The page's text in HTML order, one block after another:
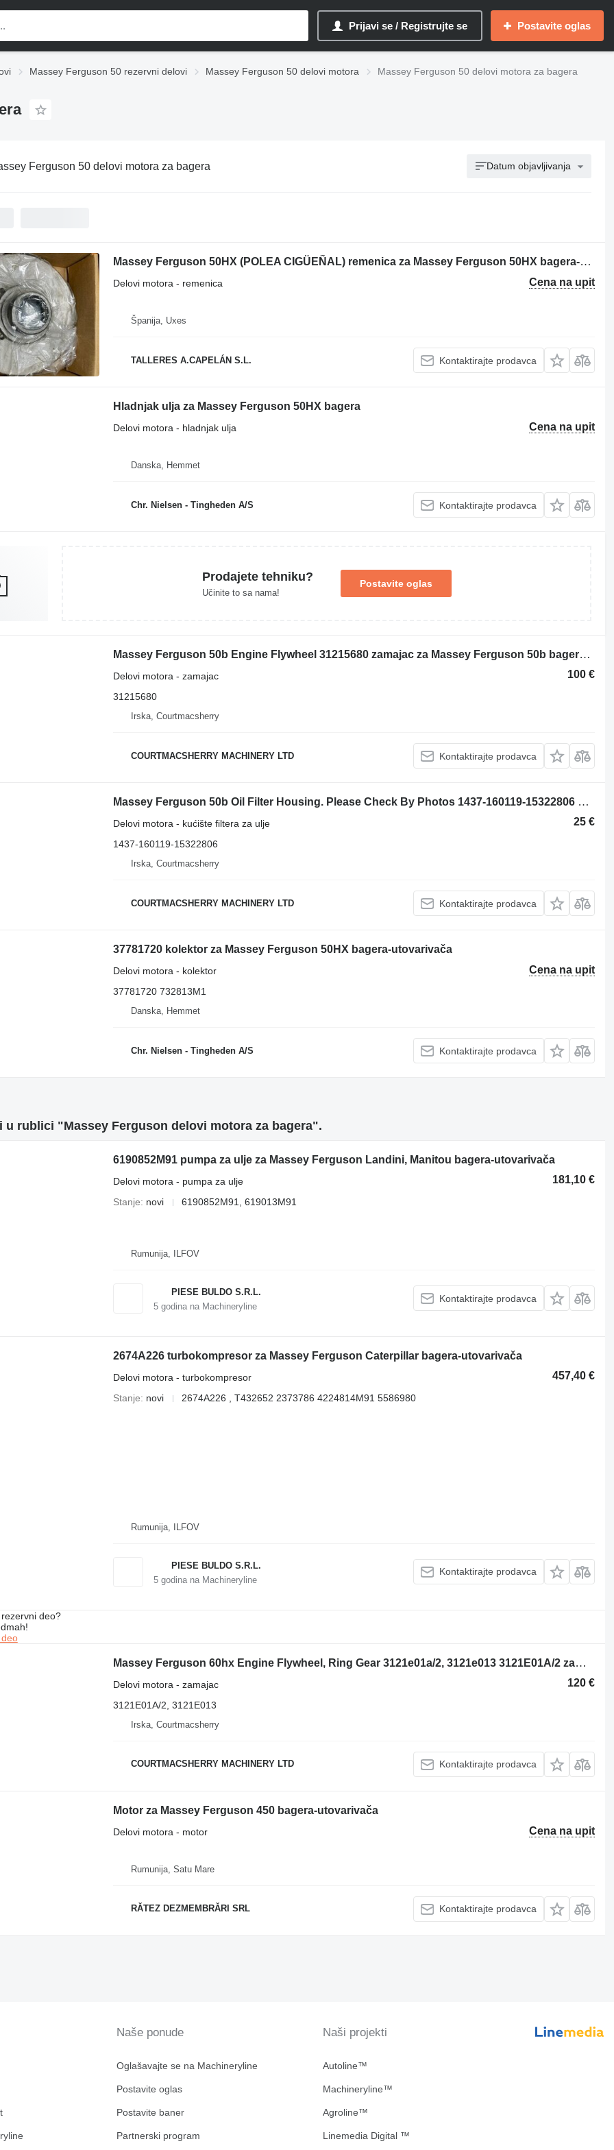
Prijavi se / Registrujte se Postavite oglas
Massey Ferguson 50 rezervni delovi Massey Ferguson 50 delovi motora Massey Ferguson 50 delovi motora za bagerа
Ferguson 50 delovi motora za bagerа Datum objavljivanja
Massey Ferguson 50HX (POLEA CIGÜEÑAL) remenica za Massey Ferguson 50HX bagera-utovarivača
Cena na upit
Delovi motora - remenica
Španija, Uxes
TALLERES A.CAPELÁN S.L. Kontaktirajte prodavca
Hladnjak ulja za Massey Ferguson 50HX bagera
Cena na upit
Delovi motora - hladnjak ulja
Danska, Hemmet
Chr. Nielsen - Tingheden A/S Kontaktirajte prodavca
Prodajete tehniku?
Učinite to sa nama!
Postavite oglas
Massey Ferguson 50b Engine Flywheel 31215680 zamajac za Massey Ferguson 50b bagera-utovarivača
100 €
Delovi motora - zamajac
31215680
Irska, Courtmacsherry
COURTMACSHERRY MACHINERY LTD Kontaktirajte prodavca
Massey Ferguson 50b Oil Filter Housing. Please Check By Photos 1437-160119-15322806 kućište filtera za ulje za Massey Ferguson 50b bagera-utovarivača
25 €
Delovi motora - kućište filtera za ulje
1437-160119-15322806
Irska, Courtmacsherry
COURTMACSHERRY MACHINERY LTD Kontaktirajte prodavca
37781720 kolektor za Massey Ferguson 50HX bagera-utovarivača
Cena na upit
Delovi motora - kolektor
37781720 732813M1
Danska, Hemmet
Chr. Nielsen - Tingheden A/S Kontaktirajte prodavca
u rublici "Massey Ferguson delovi motora za bagerа".
6190852M91 pumpa za ulje za Massey Ferguson Landini, Manitou bagera-utovarivača
181,10 €
Delovi motora - pumpa za ulje
Stanje
novi 6190852M91, 619013M91
Rumunija, ILFOV
PIESE BULDO S.R.L.
5godina na Machineryline
Kontaktirajte prodavca
2674A226 turbokompresor za Massey Ferguson Caterpillar bagera-utovarivača
457,40 €
Delovi motora - turbokompresor
Stanje
novi 2674A226 , T432652 2373786 4224814M91 5586980
Rumunija, ILFOV
PIESE BULDO S.R.L.
5godina na Machineryline
Kontaktirajte prodavca
dеo?
Massey Ferguson 60hx Engine Flywheel, Ring Gear 3121e01a/2, 3121e013 3121E01A/2 zamajac za Massey Ferguson 60hx bagera-utovarivača
120 €
Delovi motora - zamajac
3121E01A/2, 3121E013
Irska, Courtmacsherry
COURTMACSHERRY MACHINERY LTD Kontaktirajte prodavca
Motor za Massey Ferguson 450 bagera-utovarivača
Cena na upit
Delovi motora - motor
Rumunija, Satu Mare
RĂTEZ DEZMEMBRĂRI SRL Kontaktirajte prodavca
Naše ponude
Oglašavajte se na Machineryline
Postavite oglas
Postavite baner
Partnerski program
Naši projekti
Autoline™
Machineryline™
Agroline™
Linemedia Digital ™